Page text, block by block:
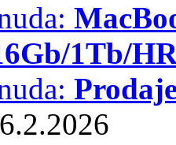
1Tb/
6.2.2026